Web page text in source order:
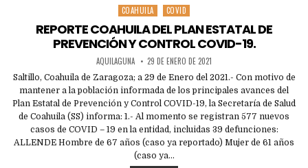
Posted
COAHUILA COVID
REPORTE COAHUILA DEL PLAN ESTATAL DE
PREVENCIÓN Y CONTROL COVID-19.
AQUILAGUNA 29 DE ENERO DE 2021
Saltillo, Coahuila de Zaragoza; a 29 de Enero del 2021.- Con motivo de
mantener a la población informada de los principales avances del
Plan Estatal de Prevención y Control COVID-19, la Secretaría de Salud
de Coahuila (SS) informa: 1.- Al momento se registran 577 nuevos
casos de COVID – 19 en la entidad, incluidas 39 defunciones:
ALLENDE Hombre de 67 años (caso ya reportado) Mujer de 61 años
(caso ya…